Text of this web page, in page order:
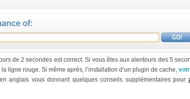
de 2 secondes est correct. Si vous êtes aux alentours des 5
ligne rouge. Si même après, l’installation d’un plugin de cache,
anglais vous donnant quelques conseils supplémentaires pour